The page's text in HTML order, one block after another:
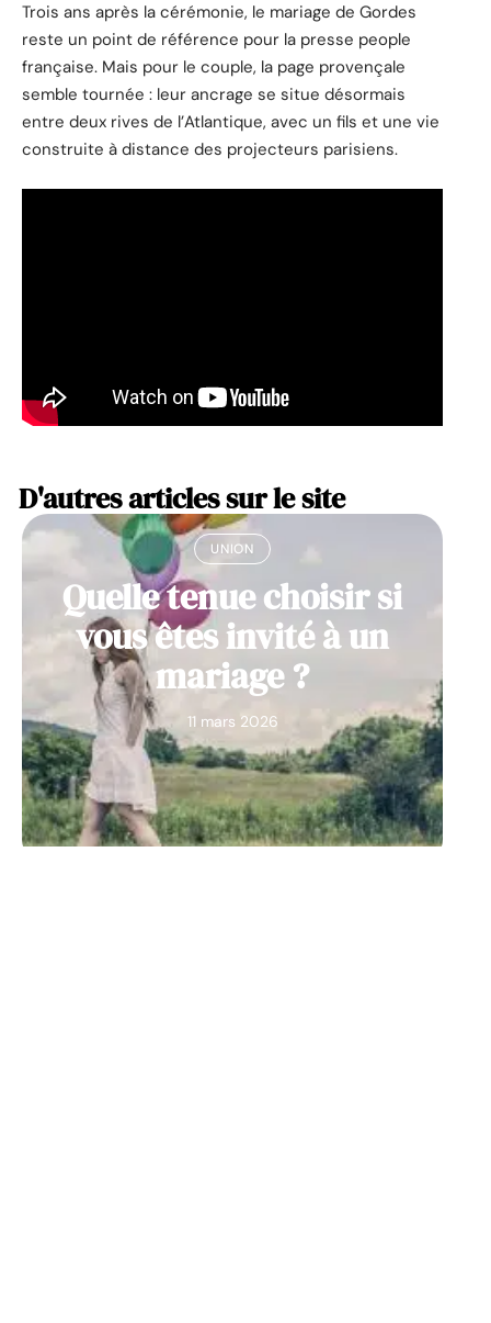
Trois ans après la cérémonie, le mariage de Gordes
reste un point de référence pour la presse people
française. Mais pour le couple, la page provençale
semble tournée : leur ancrage se situe désormais
entre deux rives de l’Atlantique, avec un fils et une vie
construite à distance des projecteurs parisiens.
D'autres articles sur le site
UNION
Quelle tenue choisir si
vous êtes invité à un
mariage ?
11 mars 2026